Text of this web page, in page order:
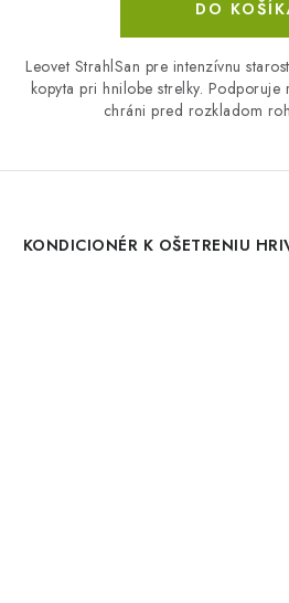
DO
Leovet StrahlSan pre intenzívnu
kopyta pri hnilobe strelky.
chráni pred rozkladom
KONDICIONÉR K OŠETRENIU